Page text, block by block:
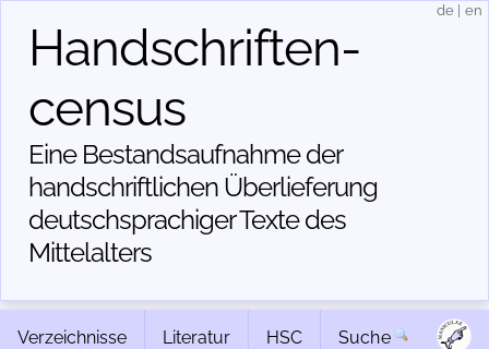
Handschriften­
census
Eine Bestandsaufnahme der
handschriftlichen Über­lieferung
deutschsprachiger Texte des
Mittelalters
de en
Verzeichnisse Literatur HSC Suche